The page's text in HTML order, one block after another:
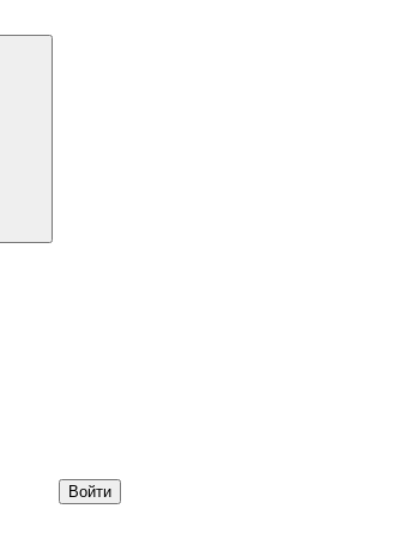
Войти
Будем направлять вам все наши специальные
Мы уже направляем вам все наши специальные